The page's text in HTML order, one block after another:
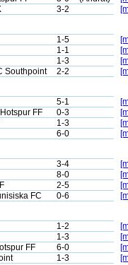
3-2
1-5
1-1
1-3
Southpoint 2-2
5-1
FF 0-3
1-3
6-0
3-4
8-0
2-5
FC 0-6
1-2
1-3
FF 6-0
1-3